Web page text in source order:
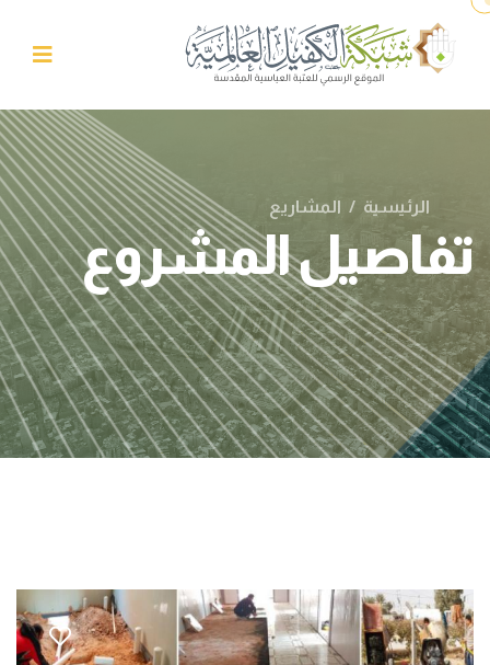
الرئيسية / المشاريع
تفاصيل المشروع